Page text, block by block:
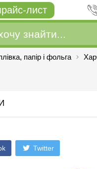
лист
папір і фольга
Twitter